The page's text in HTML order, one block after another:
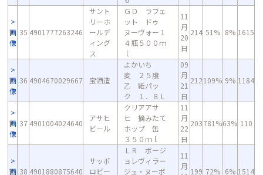
画
像
35 4901777263246
サント
リーホ
ールデ
ィング
ス
ＧＤ ラフェ
ット ドゥ
ヌーヴォー１
４瓶５００ｍ
ｌ
11
月
20
日
214 51% 8% 1615
画
像
36 4904670029667 宝酒造
よかいち
麦 ２５度
乙 紙パッ
ク １．８Ｌ
09
月
21
日
212109% 9% 1184
画
像
37 4901004024640
アサヒ
ビール
クリアアサ
ヒ 摘みたて
ホップ 缶
３５０ｍｌ
11
月
22
日
203781%63% 110
画 38 4901880875640
サッポ
ロビー
ＬＲ ボージ
ョレヴィラー
ジュ・ヌーボ
11
月
199 72% 6% 1514